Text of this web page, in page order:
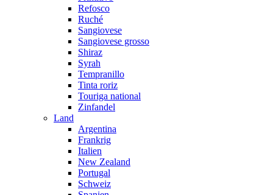
Refosco
Ruché
Sangiovese
Sangiovese grosso
Shiraz
Syrah
Tempranillo
Tinta roriz
Touriga national
Zinfandel
Land
Argentina
Frankrig
Italien
New Zealand
Portugal
Schweiz